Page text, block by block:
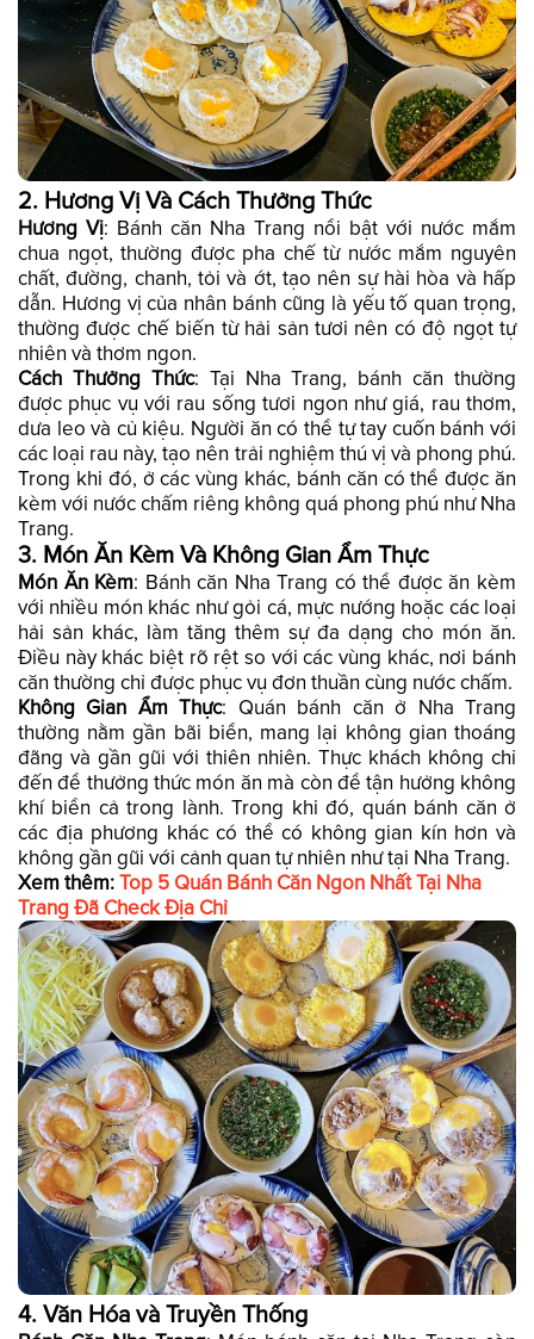
2. Hương Vị Và Cách Thưởng Thức
Hương Vị: Bánh căn Nha Trang nổi bật với nước mắm
chua ngọt, thường được pha chế từ nước mắm nguyên
chất, đường, chanh, tỏi và ớt, tạo nên sự hài hòa và hấp
dẫn. Hương vị của nhân bánh cũng là yếu tố quan trọng,
thường được chế biến từ hải sản tươi nên có độ ngọt tự
nhiên và thơm ngon.
Cách Thưởng Thức: Tại Nha Trang, bánh căn thường
được phục vụ với rau sống tươi ngon như giá, rau thơm,
dưa leo và củ kiệu. Người ăn có thể tự tay cuốn bánh với
các loại rau này, tạo nên trải nghiệm thú vị và phong phú.
Trong khi đó, ở các vùng khác, bánh căn có thể được ăn
kèm với nước chấm riêng không quá phong phú như Nha
Trang.
3. Món Ăn Kèm Và Không Gian Ẩm Thực
Món Ăn Kèm: Bánh căn Nha Trang có thể được ăn kèm
với nhiều món khác như gỏi cá, mực nướng hoặc các loại
hải sản khác, làm tăng thêm sự đa dạng cho món ăn.
Điều này khác biệt rõ rệt so với các vùng khác, nơi bánh
căn thường chỉ được phục vụ đơn thuần cùng nước chấm.
Không Gian Ẩm Thực: Quán bánh căn ở Nha Trang
thường nằm gần bãi biển, mang lại không gian thoáng
đãng và gần gũi với thiên nhiên. Thực khách không chỉ
đến để thưởng thức món ăn mà còn để tận hưởng không
khí biển cả trong lành. Trong khi đó, quán bánh căn ở
các địa phương khác có thể có không gian kín hơn và
không gần gũi với cảnh quan tự nhiên như tại Nha Trang.
Xem thêm:Top 5 Quán Bánh Căn Ngon Nhất Tại Nha
Trang Đã Check Địa Chỉ
4. Văn Hóa và Truyền Thống